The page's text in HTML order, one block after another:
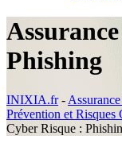
Phishing
INIXIA.fr-
Prévention et Risques
Cyber Risque :